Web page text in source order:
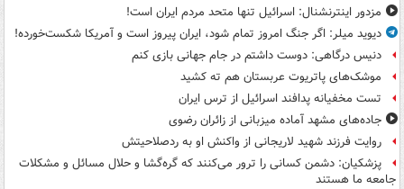
مزدور اینترنشنال: اسرائیل تنها متحد مردم ایران است!
دیوید میلر: اگر جنگ امروز تمام شود، ایران پیروز است و آمریکا شکست‌خورده!
دنیس درگاهی: دوست داشتم در جام جهانی بازی کنم
موشک‌های پاتریوت عربستان هم ته‌ کشید
تست مخفیانه پدافند اسرائیل از ترس ایران
جاده‌های مشهد آماده میزبانی از زائران رضوی
روایت فرزند شهید لاریجانی از واکنش او به ردصلاحیتش
پزشکیان: دشمن کسانی را ترور می‌کنند که گره‌گشا و حلال مسائل و مشکلات
جامعه ما هستند